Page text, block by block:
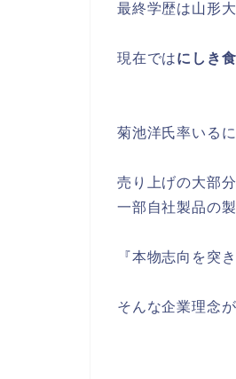
最終学歴は山形
現在ではにしき
菊池洋氏率いる
売り上げの大部
一部自社製品の
『本物志向を突
そんな企業理念